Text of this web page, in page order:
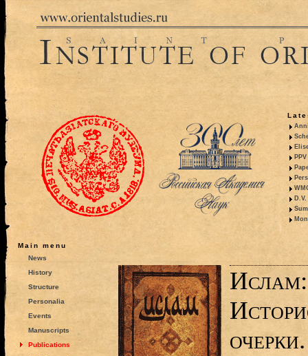
Main menu
News
History
Structure
Personalia
Events
Manuscripts
Publications
Ислам: